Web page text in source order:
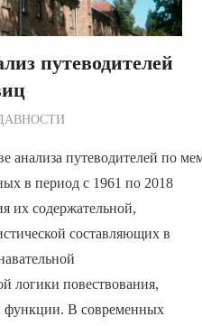
путеводителей
анализа путеводителей по
в период с 1961 по 2018
их содержательной,
составляющих в
логики повествования,
функции. В современных